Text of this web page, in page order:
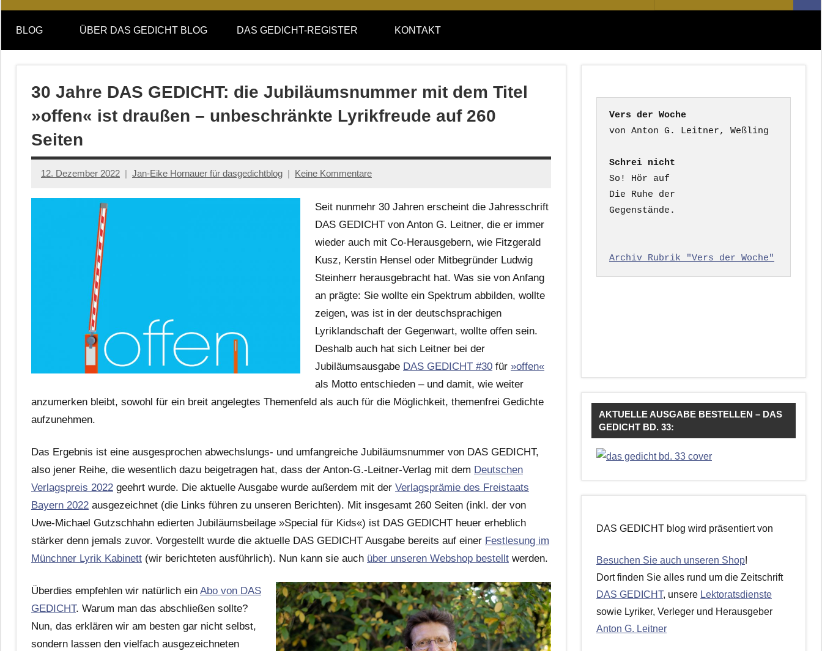
DAS
GEDICHT
blog
DAS
GEDICHT.
Zeitschrift
nach:
BLOG ÜBER DAS GEDICHT BLOG DAS GEDICHT-REGISTER KONTAKT
30 Jahre DAS GEDICHT: die Jubiläumsnummer mit dem Titel
»offen« ist draußen – unbeschränkte Lyrikfreude auf 260
Seiten
12. Dezember 2022 Jan-Eike Hornauer für dasgedichtblog Keine Kommentare
Seit nunmehr 30 Jahren erscheint die Jahresschrift
DAS GEDICHT von Anton G. Leitner, die er immer
wieder auch mit Co-Herausgebern, wie Fitzgerald
Kusz, Kerstin Hensel oder Mitbegründer Ludwig
Steinherr herausgebracht hat. Was sie von Anfang
an prägte: Sie wollte ein Spektrum abbilden, wollte
zeigen, was ist in der deutschsprachigen
Lyriklandschaft der Gegenwart, wollte offen sein.
Deshalb auch hat sich Leitner bei der
Jubiläumsausgabe DAS GEDICHT #30 für »offen«
als Motto entschieden – und damit, wie weiter
anzumerken bleibt, sowohl für ein breit angelegtes Themenfeld als auch für die Möglichkeit, themenfrei Gedichte
aufzunehmen.
Das Ergebnis ist eine ausgesprochen abwechslungs- und umfangreiche Jubiläumsnummer von DAS GEDICHT,
also jener Reihe, die wesentlich dazu beigetragen hat, dass der Anton-G.-Leitner-Verlag mit dem Deutschen
Verlagspreis 2022 geehrt wurde. Die aktuelle Ausgabe wurde außerdem mit der Verlagsprämie des Freistaats
Bayern 2022 ausgezeichnet (die Links führen zu unseren Berichten). Mit insgesamt 260 Seiten (inkl. der von
Uwe-Michael Gutzschhahn edierten Jubiläumsbeilage »Special für Kids«) ist DAS GEDICHT heuer erheblich
stärker denn jemals zuvor. Vorgestellt wurde die aktuelle DAS GEDICHT Ausgabe bereits auf einer Festlesung im
Münchner Lyrik Kabinett (wir berichteten ausführlich). Nun kann sie auch über unseren Webshop bestellt werden.
Überdies empfehlen wir natürlich ein Abo von DAS
GEDICHT. Warum man das abschließen sollte?
Nun, das erklären wir am besten gar nicht selbst,
sondern lassen den vielfach ausgezeichneten
Vers der Woche
Schrei nicht
So! Hör auf
Die Ruhe der
Gegenstände.
Archiv Rubrik "Vers der Woche"
AKTUELLE AUSGABE BESTELLEN – DAS
GEDICHT BD. 33:
DAS GEDICHT blog wird präsentiert von
Besuchen Sie auch unseren Shop!
Dort finden Sie alles rund um die Zeitschrift
DAS GEDICHT, unsere Lektoratsdienste
sowie Lyriker, Verleger und Herausgeber
Anton G. Leitner